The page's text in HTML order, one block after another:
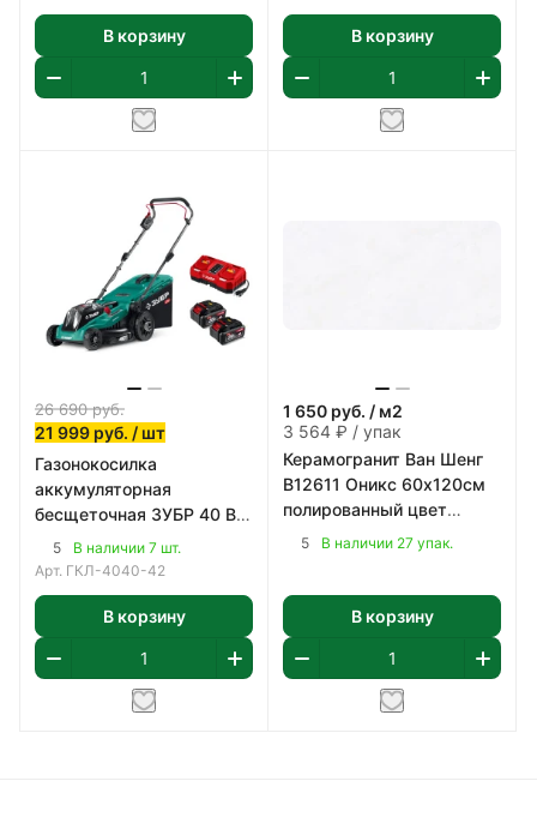
В корзину В корзину
26 690руб.
21 999 руб. / шт
Газонокосилка
аккумуляторная
бесщеточная ЗУБР 40 В
(2x20В), 400 мм
5
В наличии 7 шт.
Арт. ГКЛ-4040-42
В корзину
1 650 руб. / м2
3 564 ₽ / упак
Керамогранит Ван Шенг
B12611 Оникс 60х120см
полированный цвет
светло-серый 2,16 м2/уп
5 В наличии 27 упак.
В корзину